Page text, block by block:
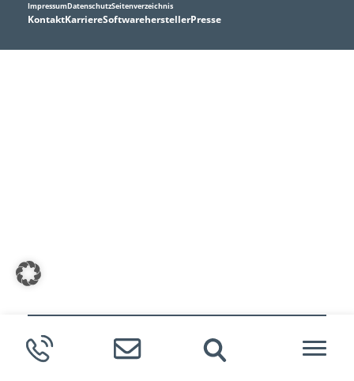
Meldende
KontaktKarriereSoftwareherstellerPresse
ImpressumDatenschutzSeitenverzeichnis